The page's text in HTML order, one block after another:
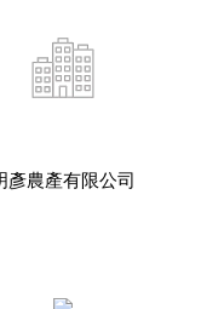
彥農產有限公司